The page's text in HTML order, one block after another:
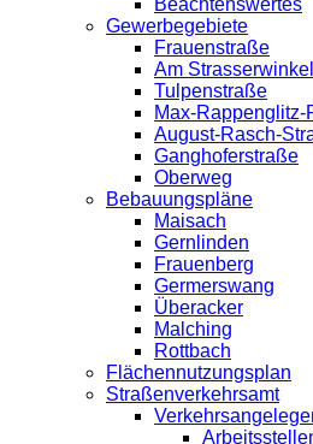
Beachtenswertes
Gewerbegebiete
Frauenstraße
Am Strasserwinkel
Tulpenstraße
Max-Rappenglitz-
August-Rasch-
Ganghoferstraße
Oberweg
Bebauungspläne
Maisach
Gernlinden
Frauenberg
Germerswang
Überacker
Malching
Rottbach
Flächennutzungsplan
Straßenverkehrsamt